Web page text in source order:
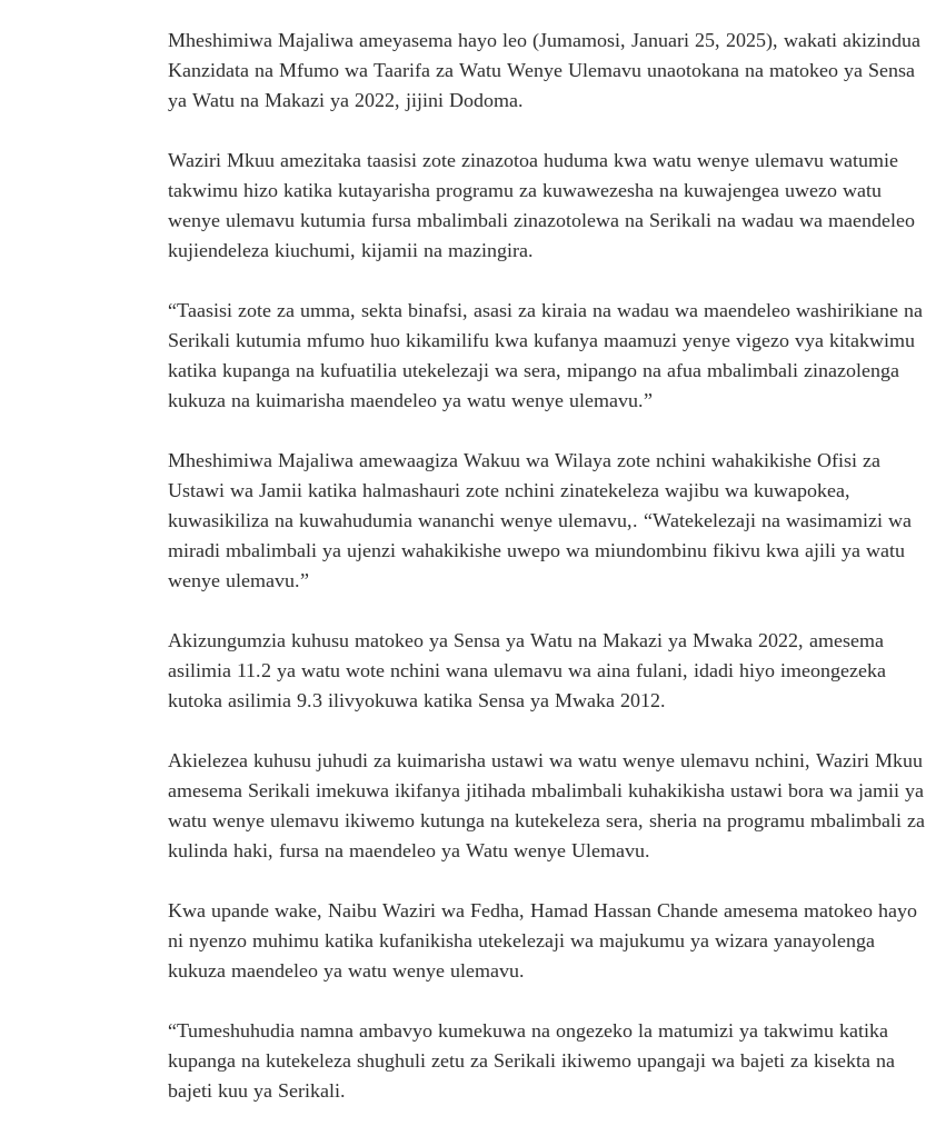
PINDA AIPONGEZA MATI TECHNOLOGIES KWA UBUNIFU WA KITEKNOLOJIA
Mheshimiwa Majaliwa ameyasema hayo leo (Jumamosi, Januari 25, 2025), wakati akizindua
Kanzidata na Mfumo wa Taarifa za Watu Wenye Ulemavu unaotokana na matokeo ya Sensa
ya Watu na Makazi ya 2022, jijini Dodoma.
Waziri Mkuu amezitaka taasisi zote zinazotoa huduma kwa watu wenye ulemavu watumie
takwimu hizo katika kutayarisha programu za kuwawezesha na kuwajengea uwezo watu
wenye ulemavu kutumia fursa mbalimbali zinazotolewa na Serikali na wadau wa maendeleo
kujiendeleza kiuchumi, kijamii na mazingira.
“Taasisi zote za umma, sekta binafsi, asasi za kiraia na wadau wa maendeleo washirikiane na
Serikali kutumia mfumo huo kikamilifu kwa kufanya maamuzi yenye vigezo vya kitakwimu
katika kupanga na kufuatilia utekelezaji wa sera, mipango na afua mbalimbali zinazolenga
kukuza na kuimarisha maendeleo ya watu wenye ulemavu.”
Mheshimiwa Majaliwa amewaagiza Wakuu wa Wilaya zote nchini wahakikishe Ofisi za
Ustawi wa Jamii katika halmashauri zote nchini zinatekeleza wajibu wa kuwapokea,
kuwasikiliza na kuwahudumia wananchi wenye ulemavu,. “Watekelezaji na wasimamizi wa
miradi mbalimbali ya ujenzi wahakikishe uwepo wa miundombinu fikivu kwa ajili ya watu
wenye ulemavu.”
Akizungumzia kuhusu matokeo ya Sensa ya Watu na Makazi ya Mwaka 2022, amesema
asilimia 11.2 ya watu wote nchini wana ulemavu wa aina fulani, idadi hiyo imeongezeka
kutoka asilimia 9.3 ilivyokuwa katika Sensa ya Mwaka 2012.
Akielezea kuhusu juhudi za kuimarisha ustawi wa watu wenye ulemavu nchini, Waziri Mkuu
amesema Serikali imekuwa ikifanya jitihada mbalimbali kuhakikisha ustawi bora wa jamii ya
watu wenye ulemavu ikiwemo kutunga na kutekeleza sera, sheria na programu mbalimbali za
kulinda haki, fursa na maendeleo ya Watu wenye Ulemavu.
Kwa upande wake, Naibu Waziri wa Fedha, Hamad Hassan Chande amesema matokeo hayo
ni nyenzo muhimu katika kufanikisha utekelezaji wa majukumu ya wizara yanayolenga
kukuza maendeleo ya watu wenye ulemavu.
“Tumeshuhudia namna ambavyo kumekuwa na ongezeko la matumizi ya takwimu katika
kupanga na kutekeleza shughuli zetu za Serikali ikiwemo upangaji wa bajeti za kisekta na
bajeti kuu ya Serikali.